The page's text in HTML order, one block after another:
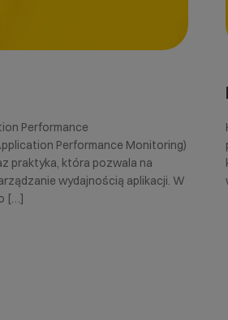
Performance
Performance Monitoring)
praktyka, która pozwala na
wydajnością aplikacji. W
[…]